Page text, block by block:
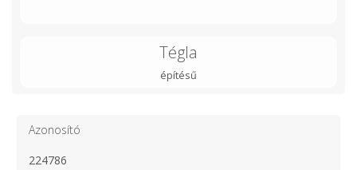
Tégla
építésű
Azonosító
224786